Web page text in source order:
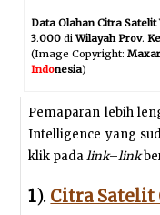
Data Olahan Citra Satelit
3.000diWilayah Prov.
(Image Copyright:
Indonesia)
Pemaparan lebih
Intelligence yang
klik padalink–link
1). Citra Satelit